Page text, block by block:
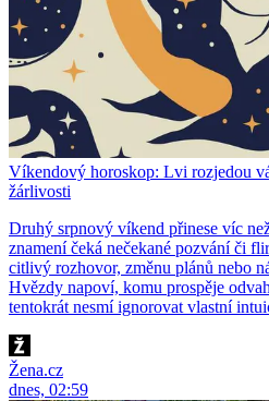
Víkendový horoskop: Lvi rozjedou
žárlivosti
Druhý srpnový víkend přinese víc
znamení čeká nečekané pozvání či
citlivý rozhovor, změnu plánů nebo
Hvězdy napoví, komu prospěje
tentokrát nesmí ignorovat vlastní
Žena.cz
dnes, 02:59